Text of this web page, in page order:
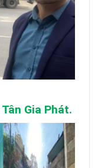
Gia Phát.